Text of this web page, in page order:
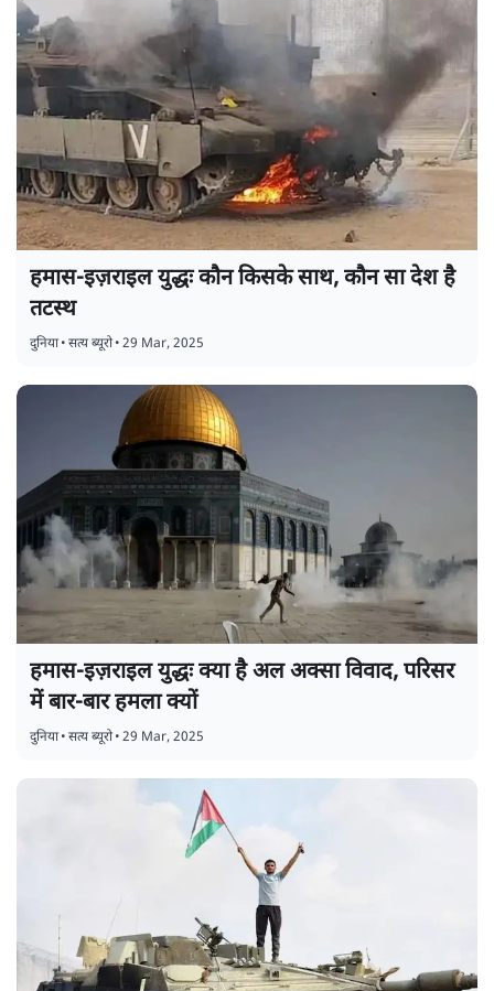
हमास-इज़राइल युद्धः कौन किसके साथ, कौन सा देश है
तटस्थ
दुनिया•सत्य ब्यूरो•29 Mar, 2025
हमास-इज़राइल युद्धः क्या है अल अक्सा विवाद, परिसर
में बार-बार हमला क्यों
दुनिया•सत्य ब्यूरो•29 Mar, 2025